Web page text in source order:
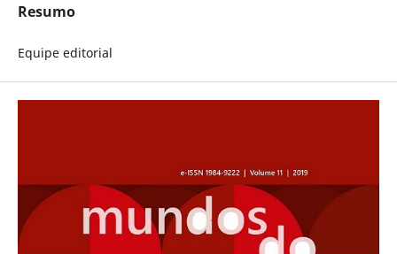
Resumo
Equipe editorial